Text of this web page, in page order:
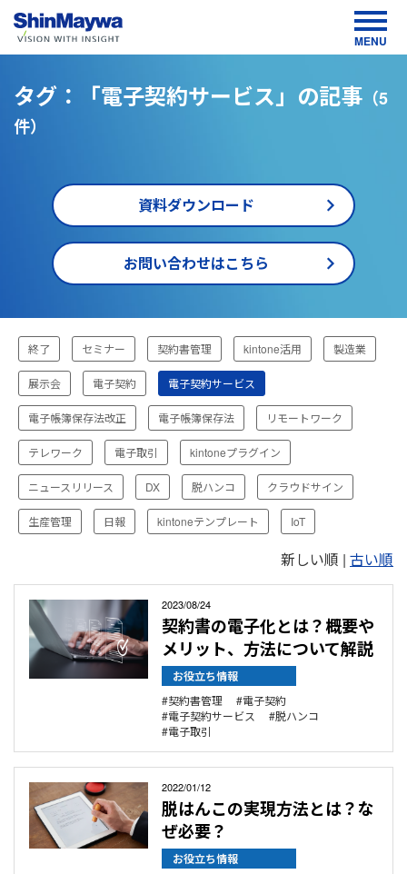
MENU
タグ：「電子契約サービス」の記事 （5
件）
資料ダウンロード
お問い合わせはこちら
お役
立ち
情
報・
イベ
ント
情報
子
契
サ
ー
終了 セミナー 契約書管理 kintone活用 製造業
展示会 電子契約 電子契約サービス
電子帳簿保存法改正 電子帳簿保存法 リモートワーク
テレワーク 電子取引 kintoneプラグイン
ニュースリリース DX 脱ハンコ クラウドサイン
生産管理 日報 kintoneテンプレート IoT
新しい順 | 古い順
2023/08/24
契約書の電子化とは？概要や
メリット、方法について解説
お役立ち情報
契約書管理
電子契約
電子契約サービス
脱ハンコ
電子取引
2022/01/12
脱はんこの実現方法とは？な
ぜ必要？
お役立ち情報